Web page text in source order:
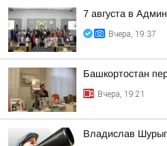
7 августа в
Вчера, 19:37
Башкортостан
Вчера, 19:21
Владислав